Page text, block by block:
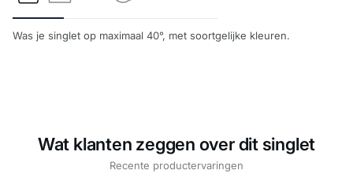
Was je singlet op maximaal 40°, met soortgelijke kleuren.
Wat klanten zeggen over dit singlet
Recente productervaringen